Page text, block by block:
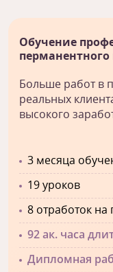
Обучение
Больше работ в
реальных
высокого
3 месяца
19 уроков
8 отработок на
92 ак. часа
Дипломная